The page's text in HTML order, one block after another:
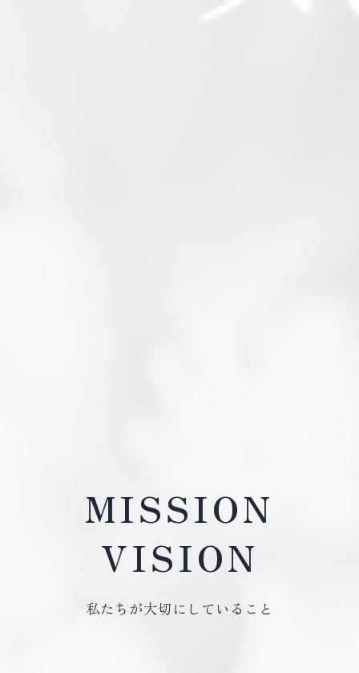
MISSION
VISION
私たちが大切にしていること